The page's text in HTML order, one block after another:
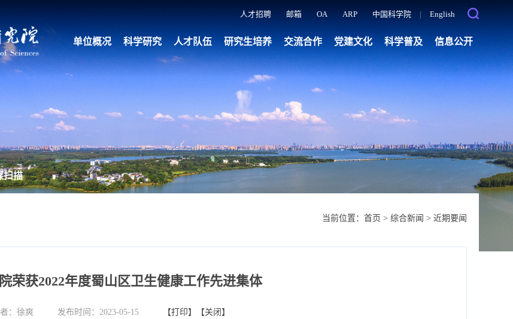
人才招聘 邮箱 OA ARP 中国科学院 | English
单位概况 科学研究 人才队伍 研究生培养 交流合作 党建文化 科学普及 信息公开
扫描
当前位置： 首页 > 综合新闻 > 近期要闻
荣获2022年度蜀山区卫生健康工作先进集体
： 徐爽 发布时间：2023-05-15 【打印】 【关闭】